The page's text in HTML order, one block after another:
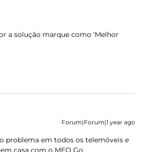
a solução marque como 'Melhor
Forum|Forum|1 year ago
problema em todos os telemóveis e
casa com o MEO Go